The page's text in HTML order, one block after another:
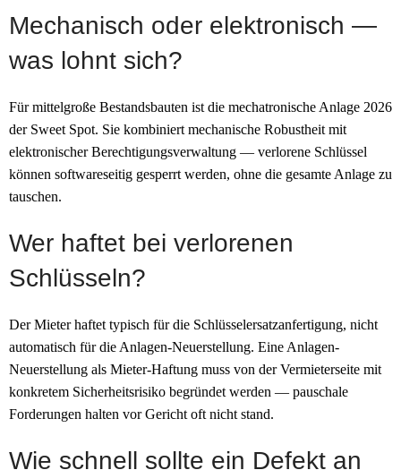
Mechanisch oder elektronisch —
was lohnt sich?
Für mittelgroße Bestandsbauten ist die mechatronische Anlage 2026
der Sweet Spot. Sie kombiniert mechanische Robustheit mit
elektronischer Berechtigungs­verwaltung — verlorene Schlüssel
können softwareseitig gesperrt werden, ohne die gesamte Anlage zu
tauschen.
Wer haftet bei verlorenen
Schlüsseln?
Der Mieter haftet typisch für die Schlüssel­ersatz­anfertigung, nicht
automatisch für die Anlagen-Neuerstellung. Eine Anlagen-
Neuerstellung als Mieter-Haftung muss von der Vermieter­seite mit
konkretem Sicherheits­risiko begründet werden — pauschale
Forderungen halten vor Gericht oft nicht stand.
Wie schnell sollte ein Defekt an